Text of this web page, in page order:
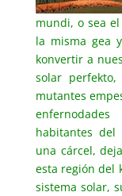
mundi, o sea
la misma gea
konvertir a
solar
mutantes
habitantes del
una cárcel,
esta región del
sistema solar,